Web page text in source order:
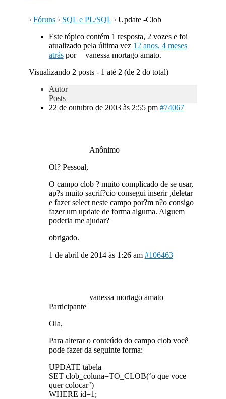
› Fóruns › SQL e PL/SQL › Update -Clob
Este tópico contém 1 resposta, 2 vozes e foi
atualizado pela última vez 12 anos, 4 meses
atráspor
vanessa mortago amato.
Visualizando 2 posts - 1 até 2 (de 2 do total)
Autor
Posts
22 de outubro de 2003 às 2:55 pm #74067
Anônimo
Ol? Pessoal,
O campo clob ? muito complicado de se usar,
ap?s muito sacrif?cio consegui inserir ,deletar
e fazer select neste campo por?m n?o consigo
fazer um update de forma alguma. Alguem
poderia me ajudar?
obrigado.
1 de abril de 2014 às 1:26 am #106463
vanessa mortago amato
Participante
Ola,
Para alterar o conteúdo do campo clob você
pode fazer da seguinte forma:
UPDATE tabela
SET clob_coluna=TO_CLOB(‘o que voce
quer colocar’)
WHERE id=1;